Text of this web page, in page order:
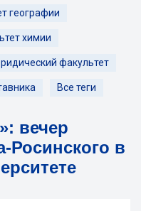
географии
химии
факультет
Все теги
вечер
Росинского в